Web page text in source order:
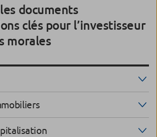
documents
clés pour l’investisseur
morales